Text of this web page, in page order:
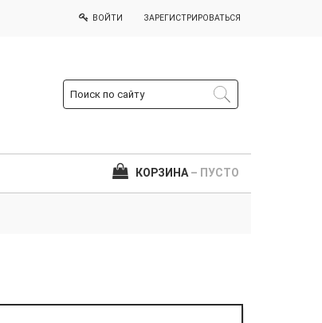
ВОЙТИ ЗАРЕГИСТРИРОВАТЬСЯ
КОРЗИНА – ПУСТО